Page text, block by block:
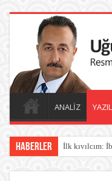
ANALİZ
Haberler İlk kıvılcım: